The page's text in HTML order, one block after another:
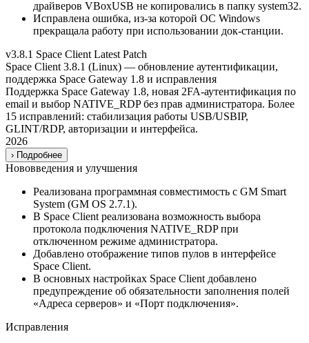
драйверов VBoxUSB не копировались в папку system32.
Исправлена ошибка, из-за которой ОС Windows
прекращала работу при использовании док-станции.
v3.8.1 Space Client Latest Patch
Space Client 3.8.1 (Linux) — обновление аутентификации,
поддержка Space Gateway 1.8 и исправления
Поддержка Space Gateway 1.8, новая 2FA-аутентификация по
email и выбор NATIVE_RDP без прав администратора. Более
15 исправлений: стабилизация работы USB/USBIP,
GLINT/RDP, авторизации и интерфейса.
2026
› Подробнее
Нововведения и улучшения
Реализована программная совместимость с GM Smart
System (GM OS 2.7.1).
В Space Client реализована возможность выбора
протокола подключения NATIVE_RDP при
отключенном режиме администратора.
Добавлено отображение типов пулов в интерфейсе
Space Client.
В основных настройках Space Client добавлено
предупреждение об обязательности заполнения полей
«Адреса серверов» и «Порт подключения».
Исправления